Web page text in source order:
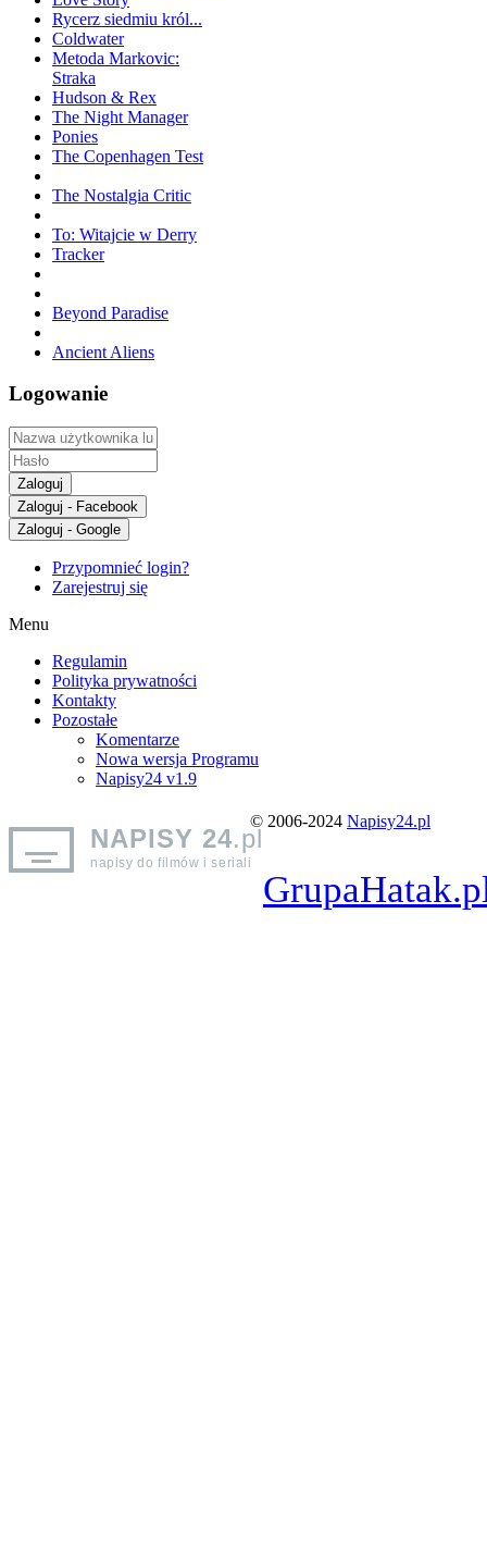
Rycerz siedmiu król...
Coldwater
Metoda Markovic:
Straka
Hudson & Rex
The Night Manager
Ponies
The Copenhagen Test
The Nostalgia Critic
To: Witajcie w Derry
Tracker
Beyond Paradise
Ancient Aliens
Logowanie
Zaloguj
Zaloguj - Facebook
Zaloguj - Google
Przypomnieć login?
Zarejestruj się
Menu
Regulamin
Polityka prywatności
Kontakty
Pozostałe
Komentarze
Nowa wersja Programu
Napisy24 v1.9
© 2006-2024 Napisy24.pl
NAPISY 24.pl
napisy do filmów i seriali